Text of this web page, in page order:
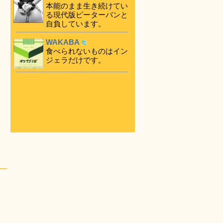
本能のまま生き続けてい
る現代版ピーターパンと
自負しています。
WAKABA
食べられないものはイン
ジェラだけです。